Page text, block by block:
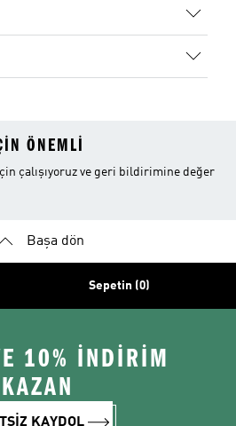
ÖNEMLI
çalışıyoruz ve geri bildirimine değer
Başa dön
Sepetin (0)
10% İNDİRİM
KAZAN
KAYDOL